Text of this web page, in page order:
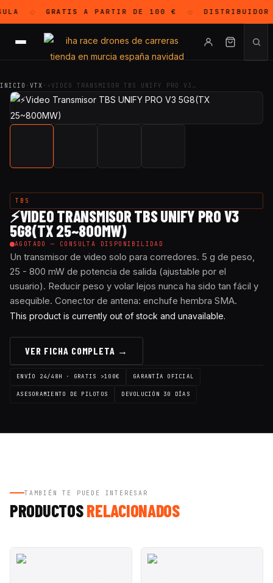
◇ GRATISA PARTIR DE 100 € ◇
INICIO · VTX · ⚡VIDEO TRANSMISOR TBS UNIFY PRO V3…
TBS
⚡VIDEO TRANSMISOR TBS UNIFY PRO V3
5G8(TX 25~800MW)
AGOTADO — CONSULTA DISPONIBILIDAD
Un transmisor de video solo para corredores. 5 g de peso,
25 - 800 mW de potencia de salida (ajustable por el
usuario). Reducir peso y volar lejos nunca ha sido tan fácil y
asequible. Conector de antena: enchufe hembra SMA.
This product is currently out of stock and unavailable.
VER FICHA COMPLETA →
ENVÍO 24/48H · GRATIS >100€ GARANTÍA OFICIAL
ASESORAMIENTO DE PILOTOS DEVOLUCIÓN 30 DÍAS
TAMBIÉN TE PUEDE INTERESAR
PRODUCTOSRELACIONADOS